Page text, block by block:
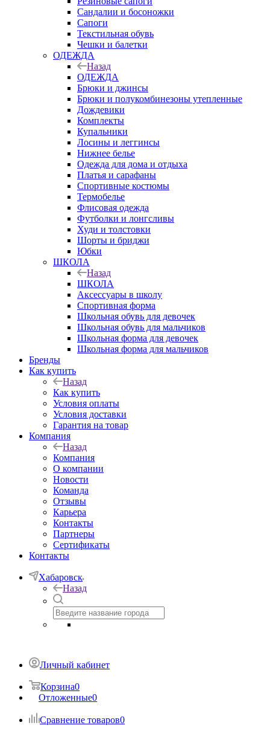
Сандалии и босоножки
Сапоги
Текстильная обувь
Чешки и балетки
ОДЕЖДА
Назад
ОДЕЖДА
Брюки и джинсы
Брюки и полукомбинезоны утепленные
Дождевики
Комплекты
Купальники
Лосины и леггинсы
Нижнее белье
Одежда для дома и отдыха
Платья и сарафаны
Спортивные костюмы
Термобелье
Флисовая одежда
Футболки и лонгсливы
Худи и толстовки
Шорты и бриджи
Юбки
ШКОЛА
Назад
ШКОЛА
Аксессуары в школу
Спортивная форма
Школьная обувь для девочек
Школьная обувь для мальчиков
Школьная форма для девочек
Школьная форма для мальчиков
Бренды
Как купить
Назад
Как купить
Условия оплаты
Условия доставки
Гарантия на товар
Компания
Назад
Компания
О компании
Новости
Команда
Отзывы
Карьера
Контакты
Партнеры
Сертификаты
Контакты
Хабаровск
Назад
Личный кабинет
Корзина0
Отложенные0
Сравнение товаров0